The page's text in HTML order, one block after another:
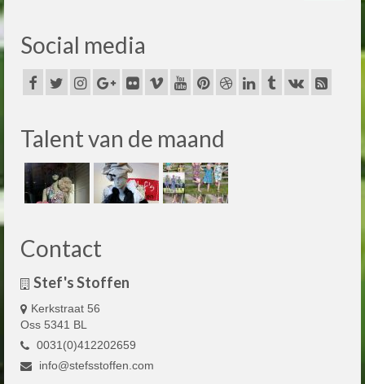
Social media
Talent van de maand
Contact
Stef's Stoffen
Kerkstraat 56
Oss 5341 BL
0031(0)412202659
info@stefsstoffen.com